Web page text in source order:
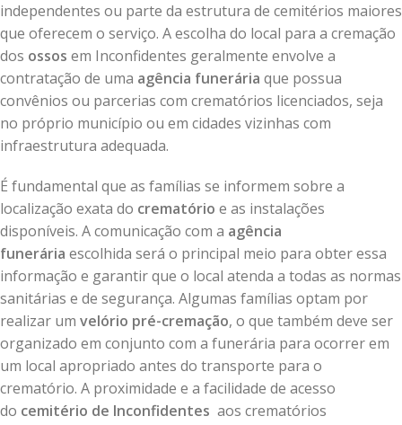
independentes ou parte da estrutura de cemitérios maiores
que oferecem o serviço. A escolha do local para a cremação
dos ossos em Inconfidentes geralmente envolve a
contratação de uma agência funerária que possua
convênios ou parcerias com crematórios licenciados, seja
no próprio município ou em cidades vizinhas com
infraestrutura adequada.
É fundamental que as famílias se informem sobre a
localização exata do crematório e as instalações
disponíveis. A comunicação com a agência
funerária escolhida será o principal meio para obter essa
informação e garantir que o local atenda a todas as normas
sanitárias e de segurança. Algumas famílias optam por
realizar um velório pré-cremação, o que também deve ser
organizado em conjunto com a funerária para ocorrer em
um local apropriado antes do transporte para o
crematório. A proximidade e a facilidade de acesso
do cemitério de Inconfidentes aos crematórios